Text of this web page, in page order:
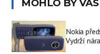
MOHLO BY
Nokia
Vydrží